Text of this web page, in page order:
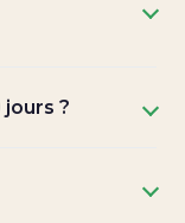
?